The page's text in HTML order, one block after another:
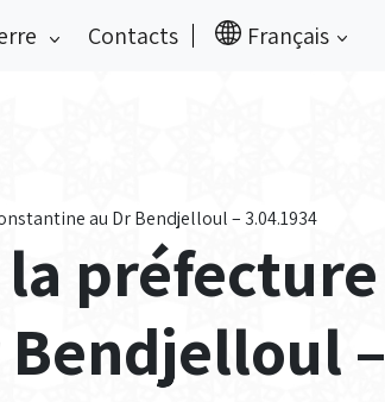
Contacts Français
au Dr Bendjelloul – 3.04.1934
préfecture
–